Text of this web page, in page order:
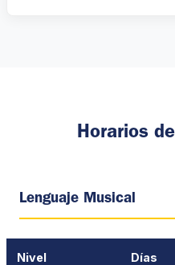
Horarios
Lenguaje Musical
Nivel Días